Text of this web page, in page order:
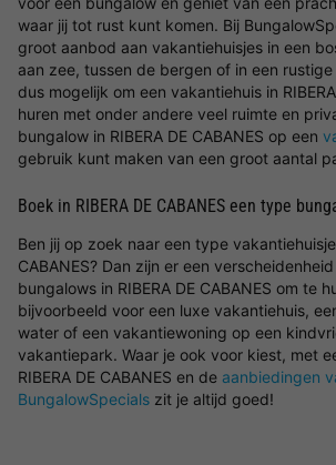
waar jij tot rust kunt komen. Bij
groot aanbod aan vakantiehuisjes in een
aan zee, tussen de bergen of in een
dus mogelijk om een vakantiehuis in
huren met onder andere veel ruimte en
bungalow in RIBERA DE CABANES op een
gebruik kunt maken van een groot aantal
Boek in RIBERA DE CABANES een type
Ben jij op zoek naar een type vakantiehuisje
CABANES? Dan zijn er een
bungalows in RIBERA DE CABANES om te
bijvoorbeeld voor een luxe vakantiehuis,
water of een vakantiewoning op een
vakantiepark. Waar je ook voor kiest, met
RIBERA DE CABANES en de aanbiedingen
BungalowSpecials zit je altijd goed!